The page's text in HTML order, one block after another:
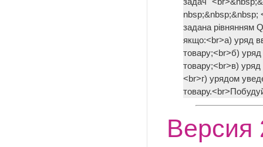
nbsp;&nbsp;&nbsp;
задана рівнянням
якщо:<br>а) уряд
товару;<br>б) уряд
товару;<br>в) уряд
<br>г) урядом
Версия